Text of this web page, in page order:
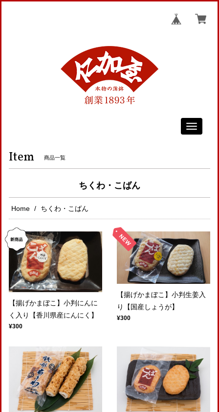
Toggle
Item 商品一覧
ちくわ・こばん
Home ちくわ・こばん
【揚げかまぼこ】小判にんに
く入り【香川県産にんにく】
¥300
【揚げかまぼこ】小判生姜入
り【国産しょうが】
¥300